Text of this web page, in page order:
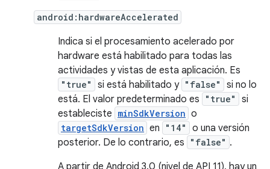
android:hardwareAccelerated
Indica si el procesamiento acelerado por
hardware está habilitado para todas las
actividades y vistas de esta aplicación. Es
"true" si está habilitado y "false"
si no lo
está. El valor predeterminado es
"true"
si
estableciste minSdkVersion o
targetSdkVersion en "14"
o una versión
posterior. De lo contrario, es
"false" .
A partir de Android 3.0 (nivel de API 11), hay un